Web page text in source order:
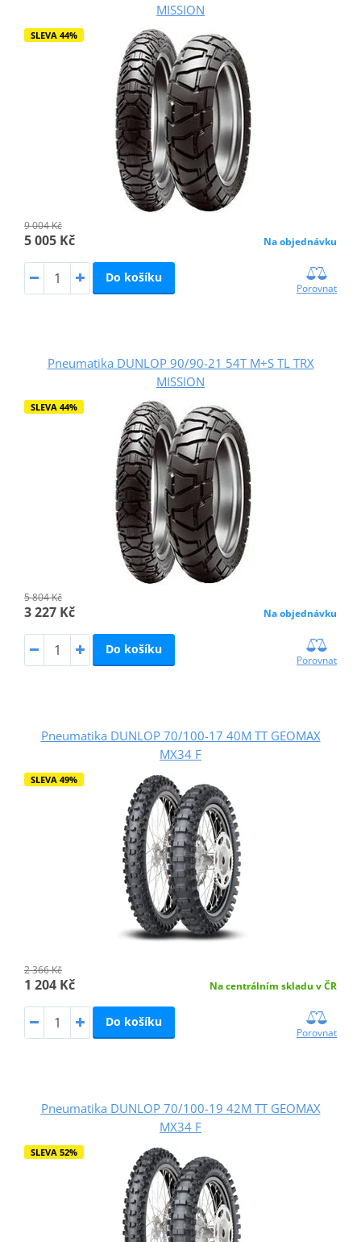
MISSION
SLEVA 44%
9 004 Kč
5 005 Kč Na objednávku
Do košíku
Porovnat
Pneumatika DUNLOP 90/90-21 54T M+S TL TRX
MISSION
SLEVA 44%
5 804 Kč
3 227 Kč Na objednávku
Do košíku
Porovnat
Pneumatika DUNLOP 70/100-17 40M TT GEOMAX
MX34 F
SLEVA 49%
2 366 Kč
1 204 Kč Na centrálním skladu v ČR
Do košíku
Porovnat
Pneumatika DUNLOP 70/100-19 42M TT GEOMAX
MX34 F
SLEVA 52%